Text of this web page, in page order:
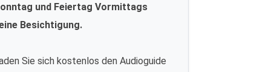
und Feiertag Vormittags
Besichtigung.
Sie sich kostenlos den Audioguide